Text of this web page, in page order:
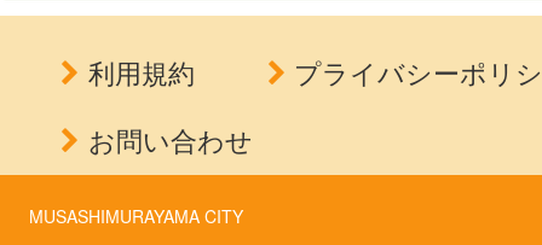
利用規約
プライバシーポリ
お問い合わせ
MUSASHIMURAYAMA CITY